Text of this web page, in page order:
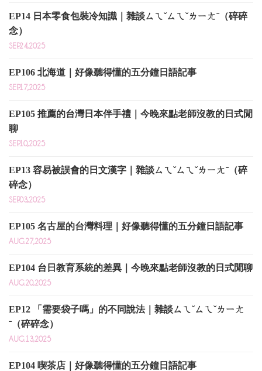
EP14 日本零食包裝冷知識｜雜談ㄙㄟˇㄙㄟˇㄌㄧㄤˉ（碎碎
念）
SEP.24,2025
EP106 北海道｜好像聽得懂的五分鐘日語記事
SEP.17,2025
EP105 推薦的台灣日本伴手禮｜今晚來點老師沒教的日式閒
聊
SEP.10,2025
EP13 容易被誤會的日文漢字｜雜談ㄙㄟˇㄙㄟˇㄌㄧㄤˉ（碎
碎念）
SEP.03,2025
EP105 名古屋的台灣料理｜好像聽得懂的五分鐘日語記事
AUG.27,2025
EP104 台日教育系統的差異｜今晚來點老師沒教的日式閒聊
AUG.20,2025
EP12 「需要袋子嗎」的不同說法｜雜談ㄙㄟˇㄙㄟˇㄌㄧㄤ
ˉ（碎碎念）
AUG.13,2025
EP104 喫茶店｜好像聽得懂的五分鐘日語記事